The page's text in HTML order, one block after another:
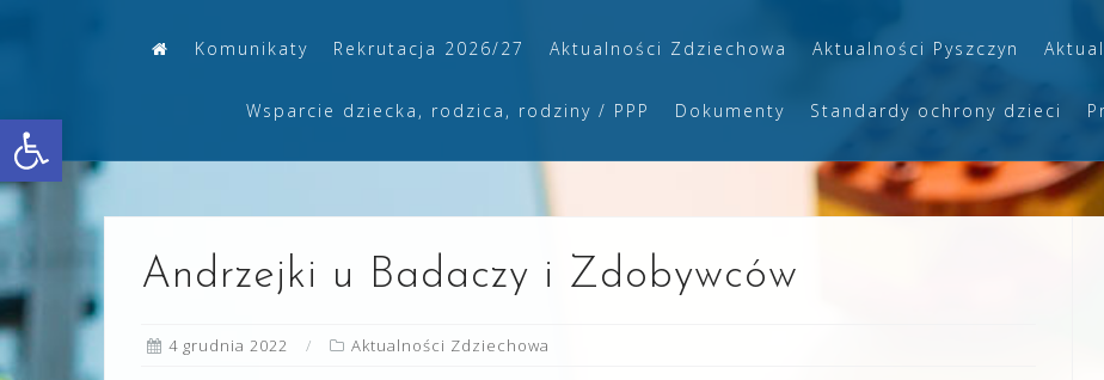
Otwórz pasek narzędzi
Komunikaty Rekrutacja 2026/27 Aktualności Zdziechowa Aktualności Pyszczyn
Wsparcie dziecka, rodzica, rodziny / PPP Dokumenty Standardy ochrony dzieci
Andrzejki u Badaczy i Zdobywców
4 grudnia 2022 Aktualności Zdziechowa